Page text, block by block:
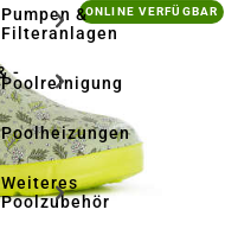
-
Pumpen &
Filteranlagen
Poolreinigung
Poolheizungen
Weiteres
Poolzubehör
ONLINE VERFÜGBAR